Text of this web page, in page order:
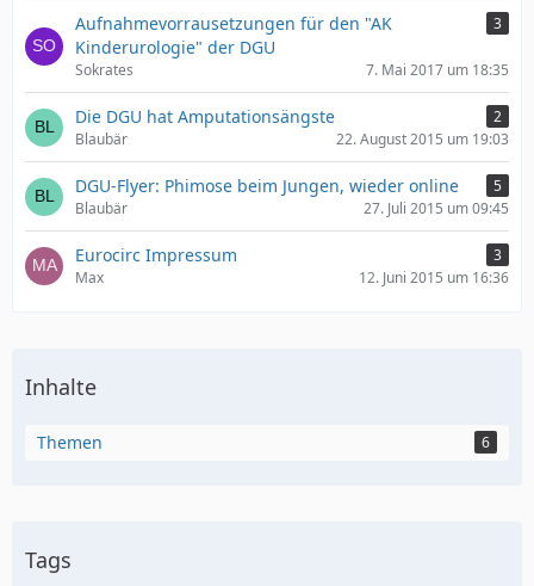
Aufnahmevorrausetzungen für den "AK
Kinderurologie" der DGU
3
Sokrates 7. Mai 2017 um 18:35
Die DGU hat Amputationsängste
2
Blaubär
22. August 2015 um 19:03
DGU-Flyer: Phimose beim Jungen, wieder online
5
Blaubär
27. Juli 2015 um 09:45
Eurocirc Impressum
3
Max
12. Juni 2015 um 16:36
Inhalte
Themen 6
Tags